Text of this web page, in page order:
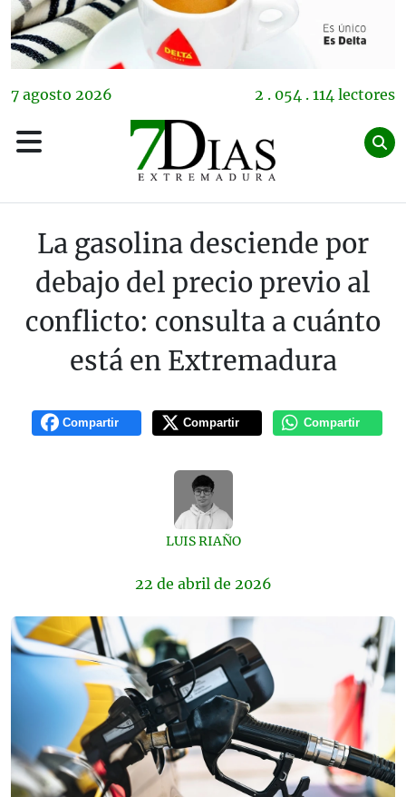
7 agosto 2026 2 . 054 . 114 lectores
La gasolina desciende por
debajo del precio previo al
conflicto: consulta a cuánto
está en Extremadura
Compartir Compartir Compartir
LUIS RIAÑO
22 de abrilde 2026